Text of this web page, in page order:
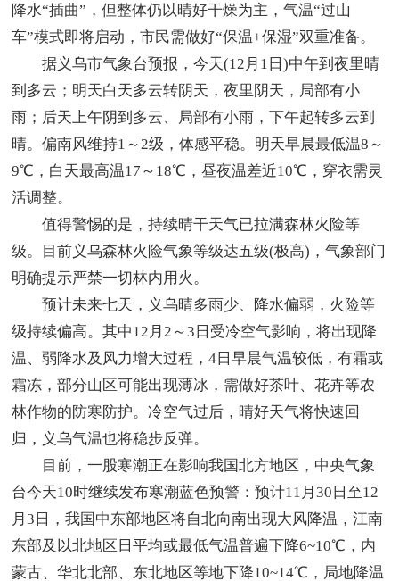
降水“插曲”，但整体仍以晴好干燥为主，气温“过山
车”模式即将启动，市民需做好“保温+保湿”双重准备。
据义乌市气象台预报，今天(12月1日)中午到夜里晴
到多云；明天白天多云转阴天，夜里阴天，局部有小
雨；后天上午阴到多云、局部有小雨，下午起转多云到
晴。偏南风维持1～2级，体感平稳。明天早晨最低温8～
9℃，白天最高温17～18℃，昼夜温差近10℃，穿衣需灵
活调整。
值得警惕的是，持续晴干天气已拉满森林火险等
级。目前义乌森林火险气象等级达五级(极高)，气象部门
明确提示严禁一切林内用火。
预计未来七天，义乌晴多雨少、降水偏弱，火险等
级持续偏高。其中12月2～3日受冷空气影响，将出现降
温、弱降水及风力增大过程，4日早晨气温较低，有霜或
霜冻，部分山区可能出现薄冰，需做好茶叶、花卉等农
林作物的防寒防护。冷空气过后，晴好天气将快速回
归，义乌气温也将稳步反弹。
目前，一股寒潮正在影响我国北方地区，中央气象
台今天10时继续发布寒潮蓝色预警：预计11月30日至12
月3日，我国中东部地区将自北向南出现大风降温，江南
东部及以北地区日平均或最低气温普遍下降6~10℃，内
蒙古、华北北部、东北地区等地下降10~14℃，局地降温